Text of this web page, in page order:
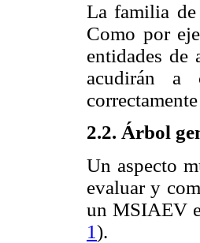
La familia de
Como por
entidades de
acudirán a
2.2. Árbol
Un aspecto
evaluar y
un MSIAEV
1).